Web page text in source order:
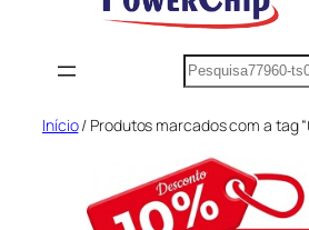
Pesquisar
Início/ Produtos marcados com a tag